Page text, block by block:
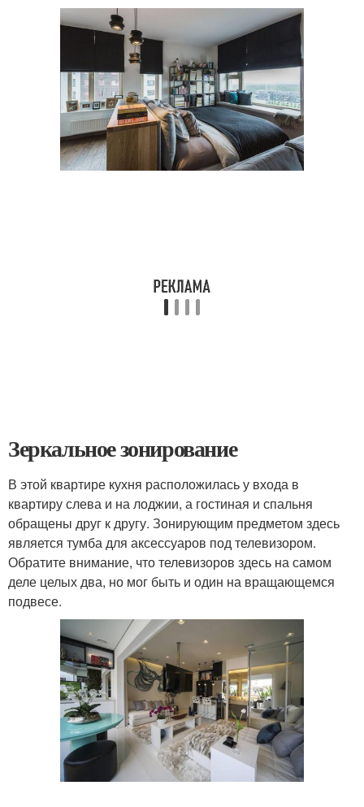
Зеркальное зонирование
В этой квартире кухня расположилась у входа в
квартиру слева и на лоджии, а гостиная и спальня
обращены друг к другу. Зонирующим предметом здесь
является тумба для аксессуаров под телевизором.
Обратите внимание, что телевизоров здесь на самом
деле целых два, но мог быть и один на вращающемся
подвесе.